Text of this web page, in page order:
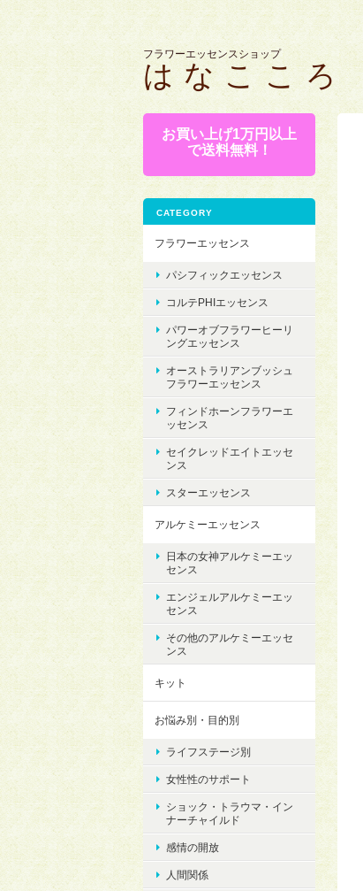
フラワーエッセンスショップ
は な こ こ ろ
お買い上げ1万円以上
で送料無料！
CATEGORY
フラワーエッセンス
パシフィックエッセンス
コルテPHIエッセンス
パワーオブフラワーヒーリ
ングエッセンス
オーストラリアンブッシュ
フラワーエッセンス
フィンドホーンフラワーエ
ッセンス
セイクレッドエイトエッセ
ンス
スターエッセンス
アルケミーエッセンス
日本の女神アルケミーエッ
センス
エンジェルアルケミーエッ
センス
その他のアルケミーエッセ
ンス
キット
お悩み別・目的別
ライフステージ別
女性性のサポート
ショック・トラウマ・イン
ナーチャイルド
感情の開放
人間関係